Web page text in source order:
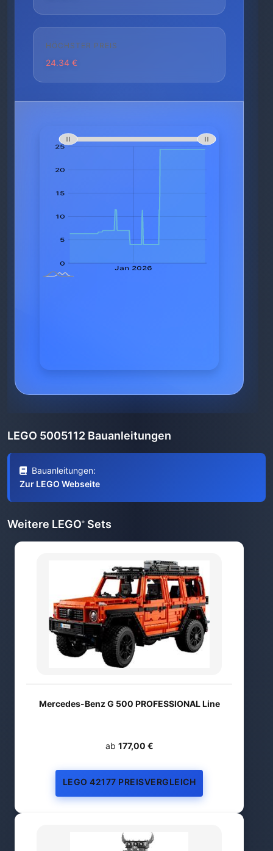
HÖCHSTER PREIS
24.34 €
LEGO 5005112 Bauanleitungen
Bauanleitungen:
Zur LEGO Webseite
Weitere LEGO® Sets
Mercedes-Benz G 500 PROFESSIONAL Line
ab 177,00 €
LEGO 42177 PREISVERGLEICH